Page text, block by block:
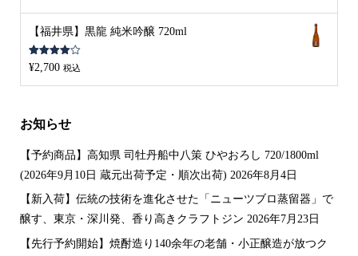
【福井県】黒龍 純米吟醸 720ml
5段階中
4.00の評
¥2,700 税込
お知らせ
【予約商品】高知県 司牡丹船中八策 ひやおろし 720/1800ml
(2026年9月10日 蔵元出荷予定・順次出荷) 2026年8月4日
【新入荷】伝統の技術を進化させた「ニューツブロ蒸留器」で
醸す、東京・深川発、香り高きクラフトジン 2026年7月23日
【先行予約開始】焼酎造り140余年の老舗・小正醸造が放つク